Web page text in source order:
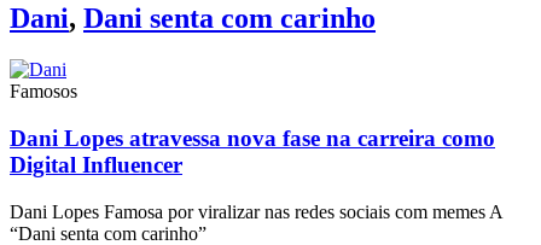
Dani, Dani senta com carinho
Famosos
Dani Lopes atravessa nova fase na carreira como
Digital Influencer
Dani Lopes Famosa por viralizar nas redes sociais com memes A
“Dani senta com carinho”